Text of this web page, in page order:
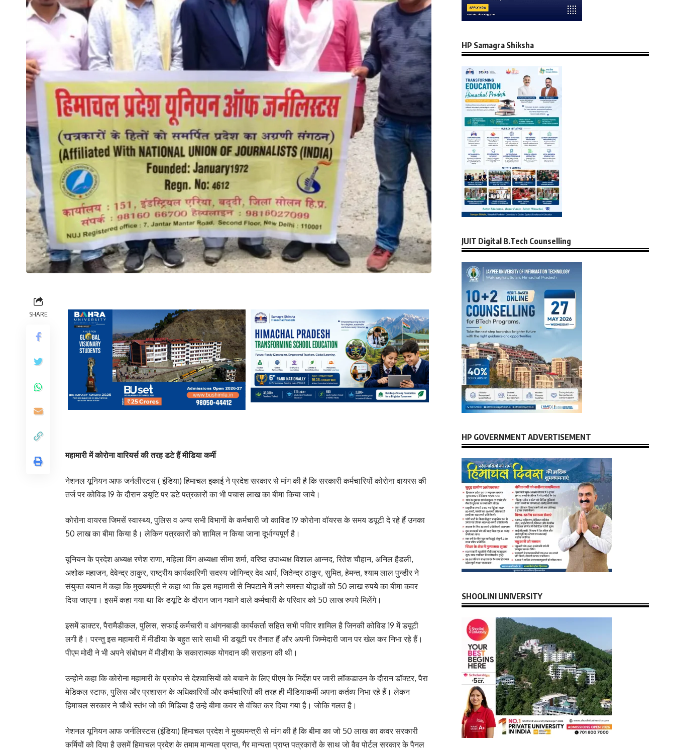
SHARE
महामारी में कोरोना वारियर्स की तरह डटे हैं मीडिया कर्मी
नेशनल यूनियन आफ जर्नलीस्टस ( इंडिया) हिमाचल इकाई ने प्रदेश सरकार से मांग की है कि सरकारी कर्मचारियों कोरोना वायरस की
तर्ज पर कोविड 19 के दौरान डयूटि पर डटे पत्रकारों का भी पचास लाख का बीमा किया जाये।
कोरोना वायरस जिमसें स्वास्थ्य, पुलिस व अन्य सभी विभागों के कर्मचारी जो काविड 19 कोरोना वॉयरस के समय डयूटी दे रहे हैं उनका
50 लाख का बीमा किया है। लेकिन पत्रकारों को शामिल न किया जाना दूर्भाग्यपूर्ण है।
यूनियन के प्रदेश अध्यक्ष रणेश राणा, महिला विंग अध्यक्षा सीमा शर्मा, वरिष्ठ उपाध्यक्ष विशाल आन्नद, रितेश चौहान, अनिल हैडली,
अशोक महाजन, देवेन्द्र ठाकुर, राष्ट्रीय कार्यकारिणी सदस्य जोगिन्द्र देव आर्य, जितेन्द्र ठाकुर, सुमित, हेमन्त, श्याम लाल पुन्डीर ने
संयुक्त बयान में कहा कि मुख्यमंत्री ने कहा था कि इस महामारी से निपटाने में लगे समस्त योद्वाओं को 50 लाख रुपये का बीमा कवर
दिया जाएगा। इसमें कहा गया था कि डयूटि के दौरान जान गवाने वाले कर्मचारी के परिवार को 50 लाख रुपये मिलेंगे।
इसमें डाक्टर, पैरामैडीकल, पुलिस, सफाई कर्मचारी व आंगनबाडी कार्यकर्ता सहित सभी पविार शामिल है जिनकी कोविड 19 में डयूटी
लगी है। परन्तु इस महामारी में मीडीया के बहुत सारे साथी भी डयूटी पर तैनात हैं और अपनी जिम्मेदारी जान पर खेल कर निभा रहे हैं।
पीएम मोदी ने भी अपने संबोधन में मीडीया के सकारात्मक योगदान की सराहना की थी।
उन्होने कहा कि कोरोना महामारी के प्रकोप से देशवासियों को बचाने के लिए पीएम के निर्देश पर जारी लॉकडाउन के दौरान डॉक्टर, पैरा
मेडिकल स्टाफ, पुलिस और प्रशासन के अधिकारियों और कर्मचारियों की तरह ही मीडियाकर्मी अपना कर्तव्य निभा रहे हैं। लेकन
हिमाचल सरकार ने चौथे स्तंभ जो की मिडिया है उन्हे बीमा कवर से वंचित कर दिया गया है। जोकि गलत है।
नेशनल यूनियन आफ जर्नलिस्टस (इंडिया) हिमाचल प्रदेश ने मुख्यमन्त्री से मांग की है कि बीमा का जो 50 लाख का कवर सरकारी
कर्मियों को दिया है उसमें हिमाचल प्रदेश के तमाम मान्यता प्राप्त, गैर मान्यता प्राप्त पत्रकारों के साथ जो वैव पोर्टल सरकार के पैनल
HP Samagra Shiksha
JUIT Digital B.Tech Counselling
HP GOVERNMENT ADVERTISEMENT
SHOOLINI UNIVERSITY